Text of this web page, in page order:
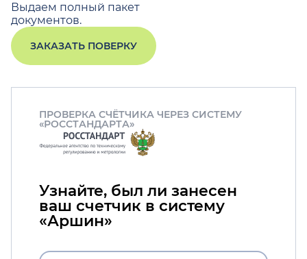
Выдаем полный пакет
документов.
ЗАКАЗАТЬ ПОВЕРКУ
ПРОВЕРКА СЧЁТЧИКА ЧЕРЕЗ СИСТЕМУ
«РОССТАНДАРТА»
Узнайте, был ли занесен
ваш счетчик в систему
«Аршин»